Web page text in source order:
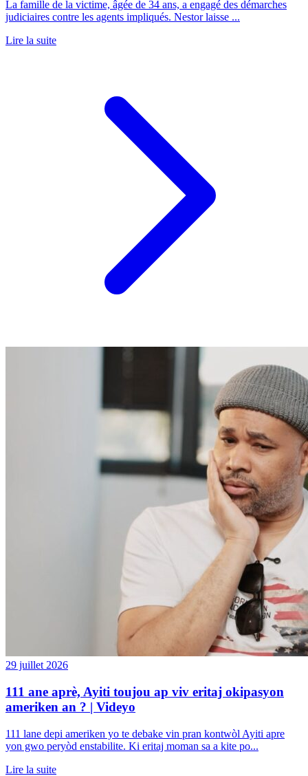
La famille de la victime, âgée de 34 ans, a engagé des démarches
judiciaires contre les agents impliqués. Nestor laisse ...
Lire la suite
29 juillet 2026
111 ane aprè, Ayiti toujou ap viv eritaj okipasyon
ameriken an ? | Videyo
111 lane depi ameriken yo te debake vin pran kontwòl Ayiti apre
yon gwo peryòd enstabilite. Ki eritaj moman sa a kite po...
Lire la suite